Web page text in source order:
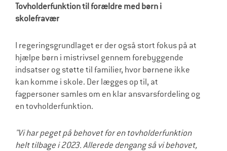
Tovholderfunktion til forældre med børn i
skolefravær
I regeringsgrundlaget er der også stort fokus på at
hjælpe børn i mistrivsel gennem forebyggende
indsatser og støtte til familier, hvor børnene ikke
kan komme i skole. Der lægges op til, at
fagpersoner samles om en klar ansvarsfordeling og
en tovholderfunktion.
"Vi har peget på behovet for en tovholderfunktion
helt tilbage i 2023. Allerede dengang så vi behovet,